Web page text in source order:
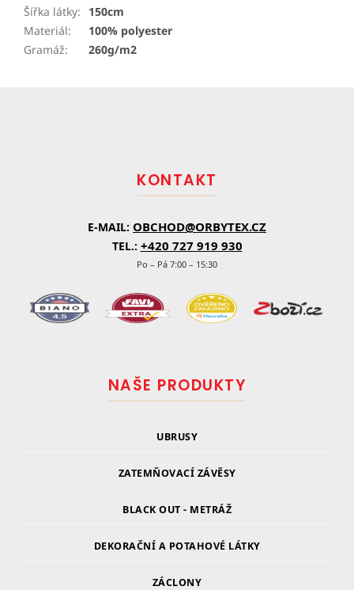
Šířka látky:
150cm
Materiál:
100% polyester
Gramáž: 260g/m2
KONTAKT
E-MAIL: OBCHOD@ORBYTEX.CZ
TEL.: +420 727 919 930
Po – Pá 7:00 – 15:30
NAŠE PRODUKTY
UBRUSY
ZATEMŇOVACÍ ZÁVĚSY
BLACK OUT - METRÁŽ
DEKORAČNÍ A POTAHOVÉ LÁTKY
ZÁCLONY